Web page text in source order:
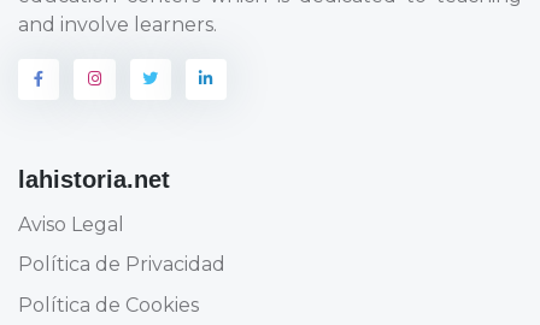
and involve learners.
lahistoria.net
Aviso Legal
Política de Privacidad
Política de Cookies